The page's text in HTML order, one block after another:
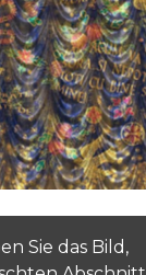
Sie das Bild,